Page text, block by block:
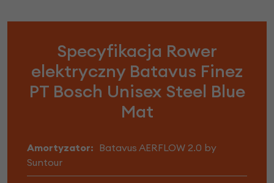
Specyfikacja Rower
elektryczny Batavus Finez
PT Bosch Unisex Steel Blue
Mat
Amortyzator: Batavus AERFLOW 2.0 by
Suntour